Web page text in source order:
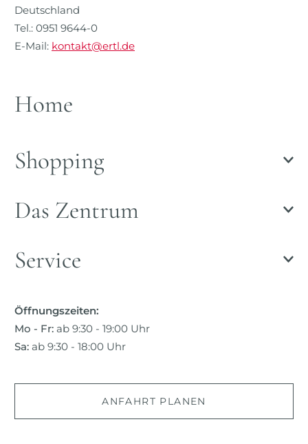
Deutschland
Tel.: 0951 9644-0
E-Mail: kontakt@ertl.de
Home
Shopping
Das Zentrum
Service
Öffnungszeiten:
Mo - Fr: ab 9:30 - 19:00 Uhr
Sa: ab 9:30 - 18:00 Uhr
ANFAHRT PLANEN